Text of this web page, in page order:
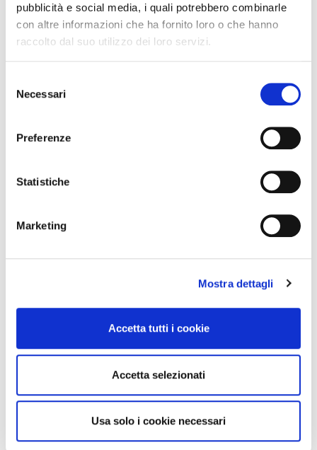
pubblicità e social media, i quali potrebbero combinarle
con altre informazioni che ha fornito loro o che hanno
raccolto dal suo utilizzo dei loro servizi.
Necessari
Preferenze
Statistiche
Marketing
Mostra dettagli
Accetta tutti i cookie
Accetta selezionati
Usa solo i cookie necessari
Modena #2025 #acquisizione
Nome Associato
Collegio Regionale
Collegio Provinciale